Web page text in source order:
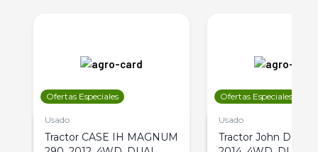
Ofertas Especiales
Usado
Tractor CASE IH MAGNUM
Ofertas Especiales
Usado
Tractor John Deere